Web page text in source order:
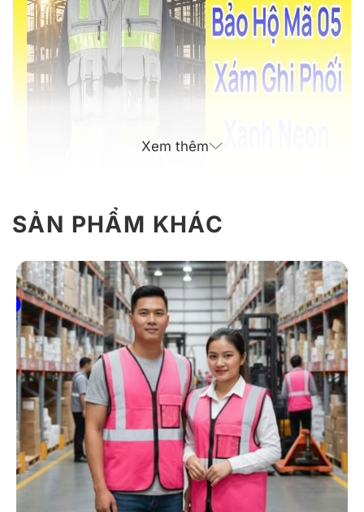
Mẫu áo gile bảo hộ lao động màu xám ghi phối xanh
neon
Giới thiệu thông tin áo gile bảo hộ màu
xám phối xanh neon
Áo Gile bảo hộ – Mã 05 là mẫu đồng phục chuyên
dụng dành cho công nhân công trình, kỹ sư giám sát,
nhân sự kho vận và các môi trường lao động ngoài trời
cần đảm bảo an toàn, tiện ích và hình ảnh chuyên
Xem thêm
SẢN PHẨM KHÁC